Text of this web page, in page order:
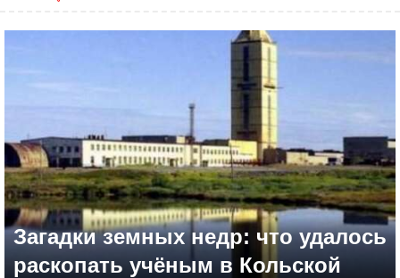
Загадки земных недр: что удалось
раскопать учёным в Кольской